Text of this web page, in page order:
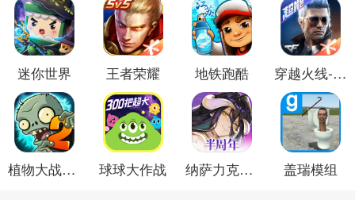
迷你世界 王者荣耀 地铁跑酷 穿越火线-枪战王者
植物大战僵尸2 球球大作战 纳萨力克之王 盖瑞模组